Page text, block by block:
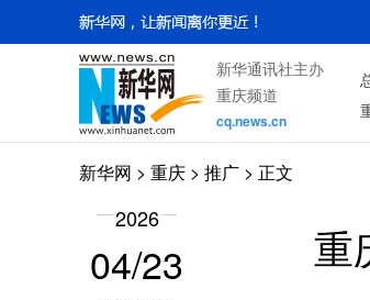
新华通讯社主办
重庆频道
cq.news.cn
新华网 > 重庆 > 推广 > 正文
2026
04/23 重